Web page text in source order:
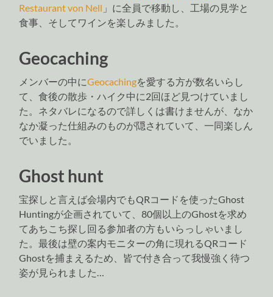
Restaurant von Nell 」に全員で移動し、工場の見学と
食事、そしてワインを楽しみました。
Geocaching
メンバーの中にGeocachingを愛する方が数名いらし
て、食後の散歩・ハイク中に2回ほど見つけていまし
た。ネタバレになるので詳しくは書けませんが、なか
なか凝った仕組みのものが隠されていて、一同楽しん
でいました。
Ghost hunt
宝探しと言えば会場内でもQRコードを使ったGhost
Huntingが企画されていて、80個以上のGhostを求め
てあちこち探し回る参加者の方もいらっしゃいまし
た。最後は壁の案内モニターの角に現れるQRコード
Ghostを捕まえるため、皆で付き合って我慢強く待つ
姿が見られました…